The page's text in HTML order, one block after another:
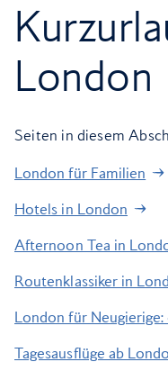
London
Seiten in diesem
London für Familien
Hotels in London
Afternoon Tea in
Routenklassiker in
London für
Tagesausflüge ab